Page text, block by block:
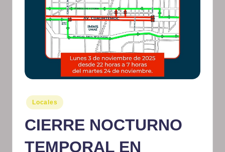
r
m
at
iv
Publicado
en
Locales
CIERRE NOCTURNO
TEMPORAL EN